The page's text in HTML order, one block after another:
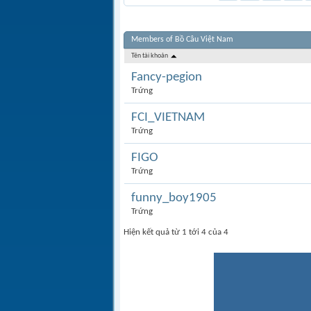
Members of Bồ Câu Việt Nam
Tên tài khoản
Fancy-pegion
Trứng
FCI_VIETNAM
Trứng
FIGO
Trứng
funny_boy1905
Trứng
Hiện kết quả từ 1 tới 4 của 4